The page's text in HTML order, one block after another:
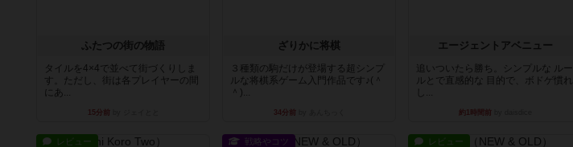
ふたつの街の物語
タイルを4×4で並べて街づくりしま
す。ただし、街は各プレイヤーの間
にあ...
15分前
ざりかに将棋
３種類の駒だけが登場する超シンプ
ルな将棋系ゲーム入門作品です♪(＾
＾)...
34分前
エージェントアベニュー
追いついたら勝ち。シンプルな ルー
ルとで直感的な 目的で、ボドゲ慣れ
し...
約1時間前
レビュー 戦略やコツ レビュー